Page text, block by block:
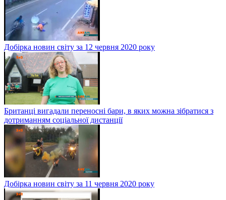
Добірка новин світу за 12 червня 2020 року
Британці вигадали переносні бари, в яких можна зібратися з
дотриманням соціальної дистанції
Добірка новин світу за 11 червня 2020 року